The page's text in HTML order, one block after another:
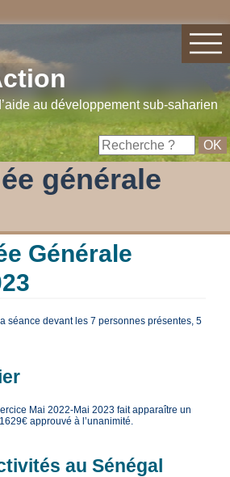
au développement sub-saharien
générale
Générale
séance devant les 7 personnes présentes, 5
Mai 2022-Mai 2023 fait apparaître un
approuvé à l’unanimité.
au Sénégal